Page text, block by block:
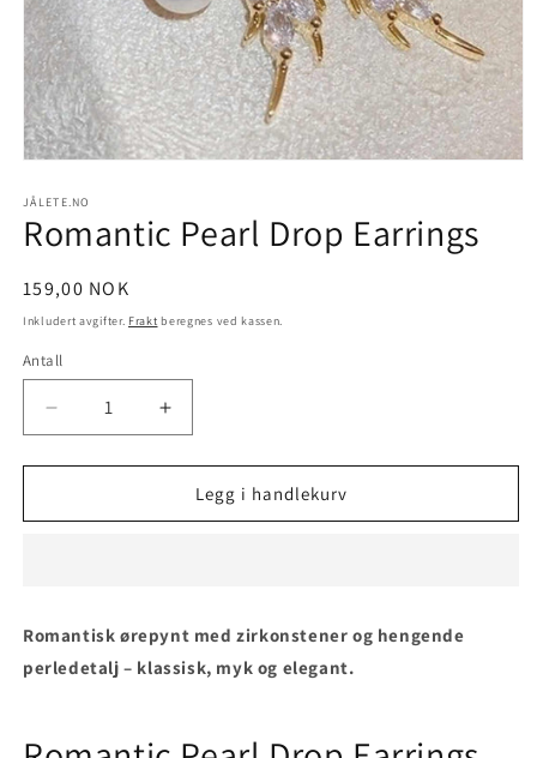
1
i
modal
JÅLETE.NO
Romantic Pearl Drop Earrings
Vanlig
pris
159,00 NOK
Inkludert avgifter. Frakt beregnes ved kassen.
Antall
Antall
antallet
for
Pearl
Øk
antallet
for
Romantic
Pearl
Legg i handlekurv
Romantisk ørepynt med zirkonstener og hengende
perledetalj – klassisk, myk og elegant.